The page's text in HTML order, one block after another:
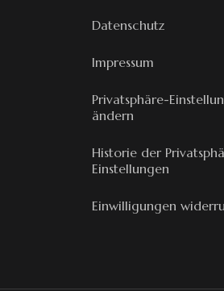
Datenschutz
Impressum
Privatsphäre-
ändern
Historie der
Einstellungen
Einwilligungen